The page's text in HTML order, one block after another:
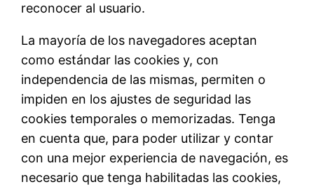
reconocer al usuario.
La mayoría de los navegadores aceptan
como estándar las cookies y, con
independencia de las mismas, permiten o
impiden en los ajustes de seguridad las
cookies temporales o memorizadas. Tenga
en cuenta que, para poder utilizar y contar
con una mejor experiencia de navegación, es
necesario que tenga habilitadas las cookies,